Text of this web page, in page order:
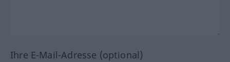
Ihre E-Mail-Adresse (optional)